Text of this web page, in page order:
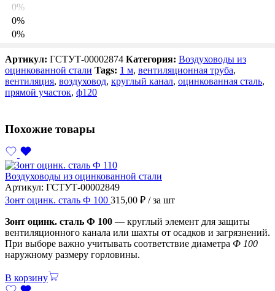
0%
0%
0%
Написать отзыв
Отзывы
Артикул: ГСТУТ-00002874 Категория: Воздуховоды из
оцинкованной стали Tags: 1 м, вентиляционная труба,
вентиляция, воздуховод, круглый канал, оцинкованная сталь,
прямой участок, ф120
Похожие товары
Воздуховоды из оцинкованной стали
Артикул: ГСТУТ-00002849
Зонт оцинк. сталь Ф 100 315,00 ₽ / за шт
Зонт оцинк. сталь Ф 100 — круглый элемент для защиты
вентиляционного канала или шахты от осадков и загрязнений.
При выборе важно учитывать соответствие диаметра Ф 100
наружному размеру горловины.
В корзину